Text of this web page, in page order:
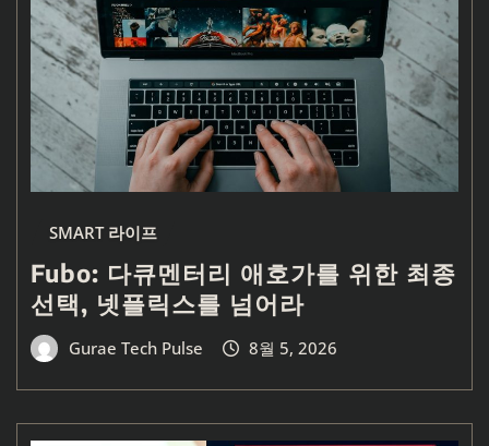
SMART 라이프
Fubo: 다큐멘터리 애호가를 위한 최종
선택, 넷플릭스를 넘어라
Gurae Tech Pulse 8월 5, 2026